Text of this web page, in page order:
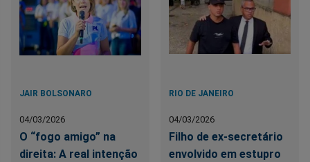
JAIR BOLSONARO
04/03/2026
O “fogo amigo” na
direita: A real intenção
RIO DE JANEIRO
04/03/2026
Filho de ex-secretário
envolvido em estupro